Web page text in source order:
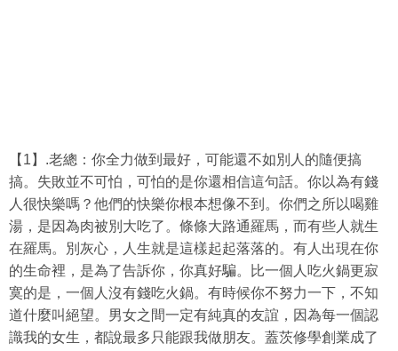
【1】.老總：你全力做到最好，可能還不如別人的隨便搞
搞。失敗並不可怕，可怕的是你還相信這句話。你以為有錢
人很快樂嗎？他們的快樂你根本想像不到。你們之所以喝雞
湯，是因為肉被別大吃了。條條大路通羅馬，而有些人就生
在羅馬。別灰心，人生就是這樣起起落落的。有人出現在你
的生命裡，是為了告訴你，你真好騙。比一個人吃火鍋更寂
寞的是，一個人沒有錢吃火鍋。有時候你不努力一下，不知
道什麼叫絕望。男女之間一定有純真的友誼，因為每一個認
識我的女生，都說最多只能跟我做朋友。蓋茨修學創業成了